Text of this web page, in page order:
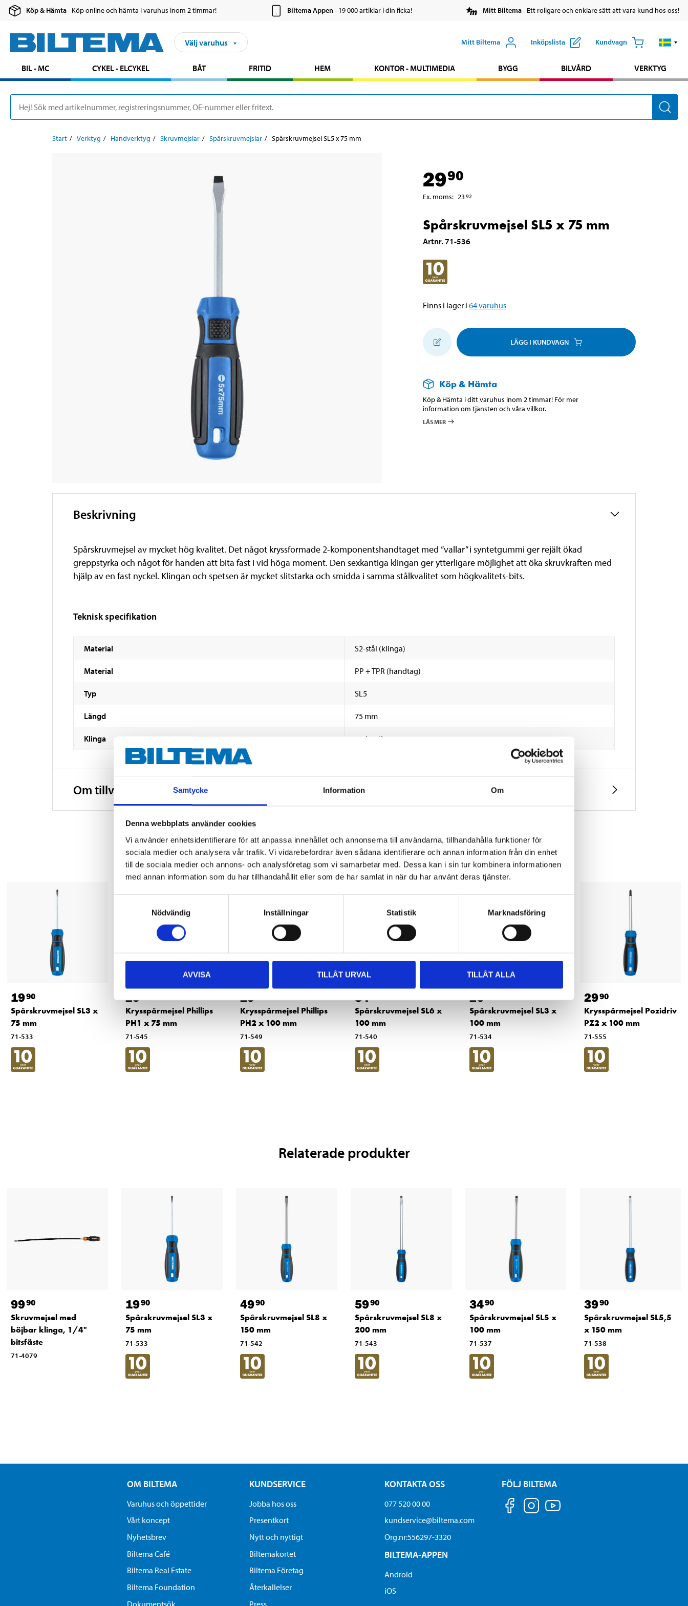
Samtycke Information Om
Denna webbplats använder cookies
Vi använder enhetsidentifierare för att anpassa innehållet och annonserna till användarna, tillhandahålla funktioner för
sociala medier och analysera vår trafik. Vi vidarebefordrar även sådana identifierare och annan information från din enhet
till de sociala medier och annons- och analysföretag som vi samarbetar med. Dessa kan i sin tur kombinera informationen
med annan information som du har tillhandahållit eller som de har samlat in när du har använt deras tjänster.
Nödvändig
Inställningar Statistik Marknadsföring
AVVISA TILLÅT URVAL TILLÅT ALLA
Köp & Hämta- Köp online och hämta i varuhus inom 2 timmar! Biltema Appen- 19 000 artiklar i din ficka! Mitt Biltema- Ett roligare och enklare sätt att vara kund hos oss!
Välj varuhus Mitt Biltema Inköpslista Kundvagn
BIL - MC CYKEL - ELCYKEL BÅT FRITID HEM KONTOR - MULTIMEDIA BYGG BILVÅRD VERKTYG
Start Verktyg Handverktyg Skruvmejslar Spårskruvmejslar Spårskruvmejsel SL5 x 75 mm
2990
Ex. moms: 2392
Spårskruvmejsel SL5 x 75 mm
Artnr.71-536
Finns i lager i 64varuhus
LÄGG I KUNDVAGN
Köp & Hämta
Köp & Hämta i ditt varuhus inom 2 timmar! För mer
information om tjänsten och våra villkor.
LÄS MER
Beskrivning
Spårskruvmejsel av mycket hög kvalitet. Det något kryssformade 2-komponentshandtaget med ”vallar” i syntetgummi ger rejält ökad
greppstyrka och något för handen att bita fast i vid höga moment. Den sexkantiga klingan ger ytterligare möjlighet att öka skruvkraften med
hjälp av en fast nyckel. Klingan och spetsen är mycket slitstarka och smidda i samma stålkvalitet som högkvalitets-bits.
Teknisk specifikation
Material S2-stål (klinga)
Material PP + TPR (handtag)
Typ SL5
Längd 75 mm
Klinga sexkantig
Om tillverkaren
Andra kunder köpte också
1990
Spårskruvmejsel SL3 x
75 mm
71-533
29
Krysspårmejsel Phillips
PH1 x 75 mm
71-545
29
Krysspårmejsel Phillips
PH2 x 100 mm
71-549
34
Spårskruvmejsel SL6 x
100 mm
71-540
26
Spårskruvmejsel SL3 x
100 mm
71-534
2990
Krysspårmejsel Pozidriv
PZ2 x 100 mm
71-555
Relaterade produkter
9990
Skruvmejsel med
böjbar klinga, 1/4"
bitsfäste
71-4079
1990
Spårskruvmejsel SL3 x
75 mm
71-533
4990
Spårskruvmejsel SL8 x
150 mm
71-542
5990
Spårskruvmejsel SL8 x
200 mm
71-543
3490
Spårskruvmejsel SL5 x
100 mm
71-537
3990
Spårskruvmejsel SL5,5
x 150 mm
71-538
OM BILTEMA
Varuhus och öppettider
Vårt koncept
Nyhetsbrev
Biltema Café
Biltema Real Estate
Biltema Foundation
Dokumentsök
KUNDSERVICE
Jobba hos oss
Presentkort
Nytt och nyttigt
Biltemakortet
Biltema Företag
Återkallelser
Press
KONTAKTA OSS
077 520 00 00
kundservice@biltema.com
Org.nr:556297-3320
BILTEMA-APPEN
Android
iOS
FÖLJ BILTEMA